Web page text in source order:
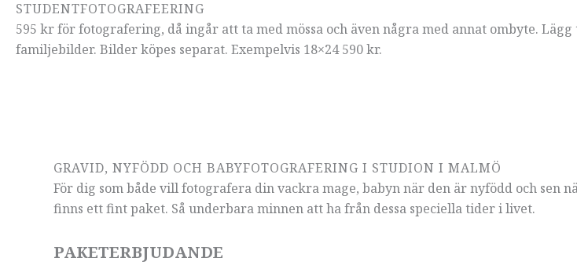
STUDENTFOTOGRAFEERING
595 kr för fotografering, då ingår att ta med mössa och även några med annat ombyte.
familjebilder. Bilder köpes separat. Exempelvis 18×24 590 kr.
GRAVID, NYFÖDD OCH BABYFOTOGRAFERING I STUDION I MALMÖ
För dig som både vill fotografera din vackra mage, babyn när den är nyfödd och sen
finns ett fint paket. Så underbara minnen att ha från dessa speciella tider i livet.
PAKETERBJUDANDE